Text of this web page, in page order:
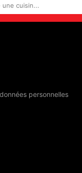
une cuisin...
personnelles